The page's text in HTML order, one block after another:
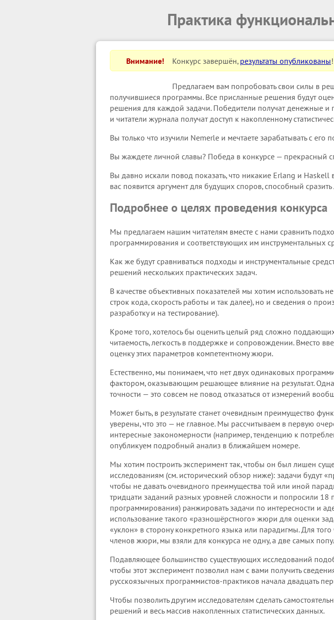
Практика
Внимание! Конкурс завершён, результаты опубликованы!
Предлагаем вам попробовать свои силы в
получившиеся программы. Все присланные решения будут
решения для каждой задачи. Победители получат денежные
и читатели журнала получат доступ к накопленному
Вы только что изучили Nemerle и мечтаете зарабатывать с
Вы жаждете личной славы? Победа в конкурсе — прекрасный
Вы давно искали повод показать, что никакие Erlang и
вас появится аргумент для будущих споров, способный
Подробнее о целях проведения конкурса
Мы предлагаем нашим читателям вместе с нами сравнить
программирования и соответствующих им инструментальных
Как же будут сравниваться подходы и инструментальные
решений нескольких практических задач.
В качестве объективных показателей мы хотим использовать
строк кода, скорость работы и так далее), но и сведения о
разработку и на тестирование).
Кроме того, хотелось бы оценить целый ряд сложно
читаемость, легкость в поддержке и сопровождении. Вместо
оценку этих параметров компетентному жюри.
Естественно, мы понимаем, что нет двух одинаковых
фактором, оказывающим решающее влияние на результат.
точности — это совсем не повод отказаться от измерений
Может быть, в результате станет очевидным преимущество
уверены, что это — не главное. Мы рассчитываем в первую
интересные закономерности (например, тенденцию к
опубликуем подробный анализ в ближайшем номере.
Мы хотим построить эксперимент так, чтобы он был лишен
исследованиям (см. исторический обзор ниже): задачи будут
чтобы не давать очевидного преимущества той или иной
тридцати заданий разных уровней сложности и попросили 18
программирования) ранжировать задачи по интересности и
использование такого «разношёрстного» жюри для оценки
«уклон» в сторону конкретного языка или парадигмы. Для
членов жюри, мы взяли для конкурса не одну, а две самых
Подавляющее большинство существующих исследований
чтобы этот эксперимент позволил нам с вами получить
русскоязычных программистов-практиков начала двадцать
Чтобы позволить другим исследователям сделать
решений и весь массив накопленных статистических данных.